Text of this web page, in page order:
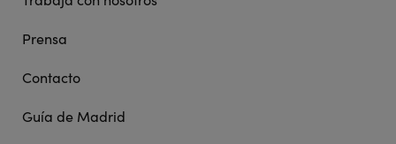
Prensa
Contacto
Guía de Madrid